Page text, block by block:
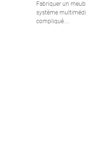
Fabriquer un
système
compliqué....